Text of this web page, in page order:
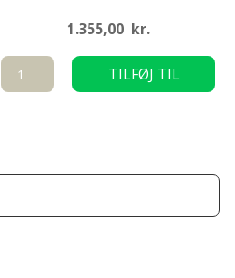
1.355,00 kr.
Lux
-
TILFØJ TIL
KURV